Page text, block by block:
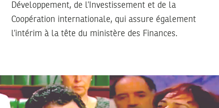
Développement, de l’Investissement et de la
Coopération internationale, qui assure également
l’intérim à la tête du ministère des Finances.